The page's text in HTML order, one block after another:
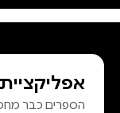
הספרים כבר